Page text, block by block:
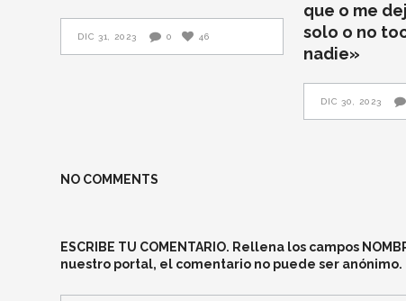
DIC 31, 2023 0 46
que o me
solo o no
nadie»
DIC 30, 2023
NO COMMENTS
ESCRIBE TU COMENTARIO. Rellena los campos
nuestro portal, el comentario no puede ser anónimo.